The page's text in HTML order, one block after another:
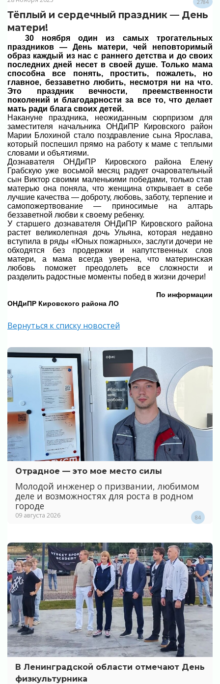
2784
Тёплый и сердечный праздник — День
матери!
30 ноября один из самых трогательных
праздников — День матери, чей неповторимый
образ каждый из нас с раннего детства и до своих
последних дней несет в своей душе. Только мама
способна все понять, простить, пожалеть, но
главное, беззаветно любить, несмотря ни на что.
Это праздник вечности, преемственности
поколений и благодарности за все то, что делает
мать ради блага своих детей.
Накануне праздника, неожиданным сюрпризом для
заместителя начальника ОНДиПР Кировского район
Марии Блохиной стало поздравление сына Ярослава,
который поспешил прямо на работу к маме с теплыми
словами и объятиями.
Дознавателя ОНДиПР Кировского района Елену
Грабскую уже восьмой месяц радует очаровательный
сын Виктор своими маленькими победами, только став
матерью она поняла, что женщина открывает в себе
лучшие качества — доброту, любовь, заботу, терпение и
самопожертвование — приносимые на алтарь
беззаветной любви к своему ребенку.
У старшего дознавателя ОНДиПР Кировского района
растет великолепная дочь Ульяна, которая недавно
вступила в ряды «Юных пожарных», заслуги дочери не
обходятся без продержки и напутственных слов
матери, а мама всегда уверена, что материнская
любовь поможет преодолеть все сложности и
разделить радостные моменты побед в жизни дочери!
По информации
ОНДиПР Кировского района ЛО
Вернуться к списку новостей
Отрадное — это мое место силы
Молодой инженер о призвании, любимом
деле и возможностях для роста в родном
городе
09 августа 2026 84
В Ленинградской области отмечают День
физкультурника